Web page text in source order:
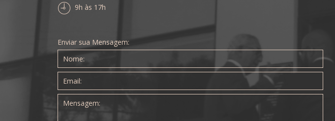
9h às 17h
Enviar sua Mensagem: